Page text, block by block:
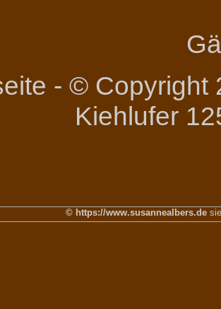
- © Copyright
Kiehlufer
© https://www.susannealbers.de